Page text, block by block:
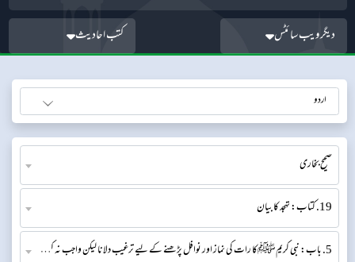
دیگر ویب سائٹس کتب احادیث
صحیح بخاری
19. کتاب: تہجد کا بیان
5. باب: نبی کریمﷺکا رات کی نماز اور نوافل پڑھنے کے لیے ترغیب دلانا لیکن واجب نہ کرنا۔